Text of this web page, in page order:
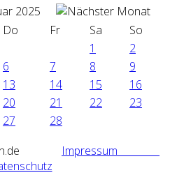
2025
Do Fr Sa
So
1
2
6 7 8
9
13 14 15
16
20 21 22
23
27
28
Impressum